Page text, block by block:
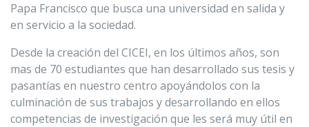
Papa Francisco que busca una universidad en salida y
en servicio a la sociedad.
Desde la creación del CICEI, en los últimos años, son
mas de 70 estudiantes que han desarrollado sus tesis y
pasantías en nuestro centro apoyándolos con la
culminación de sus trabajos y desarrollando en ellos
competencias de investigación que les será muy útil en